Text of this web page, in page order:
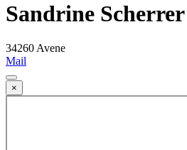
Sandrine Scherrer
34260 Avene
Mail
×